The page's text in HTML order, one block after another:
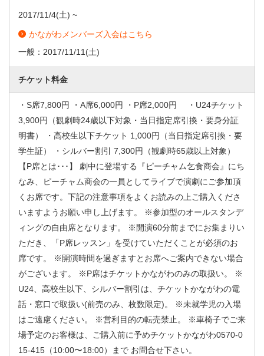
2017/11/4(土) ~
かながわメンバーズ入会はこちら
一般： 2017/11/11 (土)
チケット料金
・S席7,800円 ・A席6,000円 ・P席2,000円 ・U24チケット
3,900円（観劇時24歳以下対象・当日指定席引換・要身分証
明書） ・高校生以下チケット 1,000円（当日指定席引換・要
学生証） ・シルバー割引 7,300円（観劇時65歳以上対象）
【P席とは･･･】 劇中に登場する『ピーチャム乞食商会』にち
なみ、ピーチャム商会の一員としてライブで演劇にご参加頂
くお席です。下記の注意事項をよくお読みの上ご購入くださ
いますようお願い申し上げます。 ※参加型のオールスタンデ
ィングの自由席となります。 ※開演60分前までにお集まりい
ただき、「P席レッスン」を受けていただくことが必須のお
席です。 ※開演時間を過ぎますとお席へご案内できない場合
がございます。 ※P席はチケットかながわのみの取扱い。 ※
U24、高校生以下、シルバー割引は、チケットかながわの電
話・窓口で取扱い(前売のみ、枚数限定)。 ※未就学児の入場
はご遠慮ください。 ※営利目的の転売禁止。 ※車椅子でご来
場予定のお客様は、ご購入前に予めチケットかながわ0570-0
15-415（10:00〜18:00）まで お問合せ下さい。